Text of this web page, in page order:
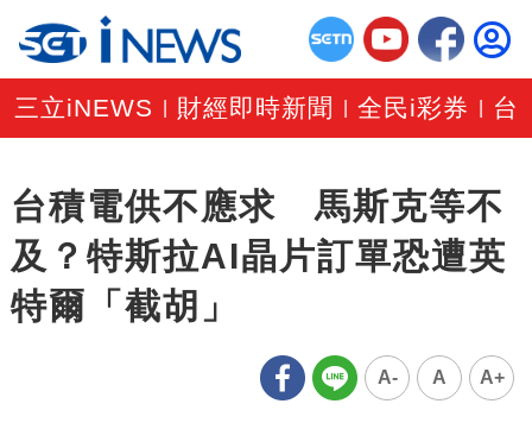
三立iNEWS 財經即時新聞 |全民i彩券 台
台積電供不應求 馬斯克等不
及？特斯拉AI晶片訂單恐遭英
特爾「截胡」
A- A A+